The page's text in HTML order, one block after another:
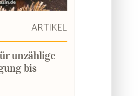
ARTIKEL
unzählige
bis